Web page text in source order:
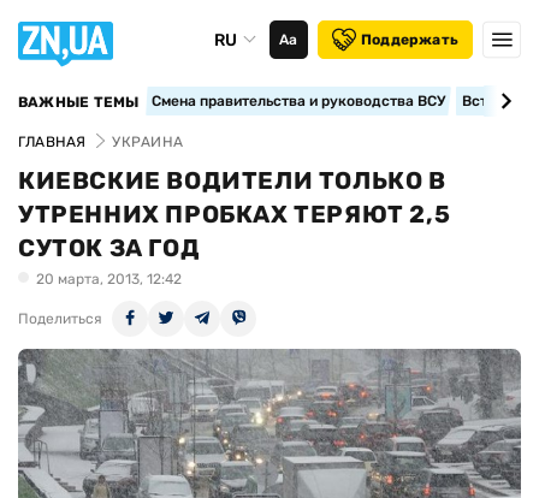
RU Аа Поддержать
ВАЖНЫЕ ТЕМЫ Смена правительства и руководства ВСУ
ГЛАВНАЯ УКРАИНА
КИЕВСКИЕ ВОДИТЕЛИ ТОЛЬКО В
УТРЕННИХ ПРОБКАХ ТЕРЯЮТ 2,5
СУТОК ЗА ГОД
20 марта, 2013, 12:42
Поделиться